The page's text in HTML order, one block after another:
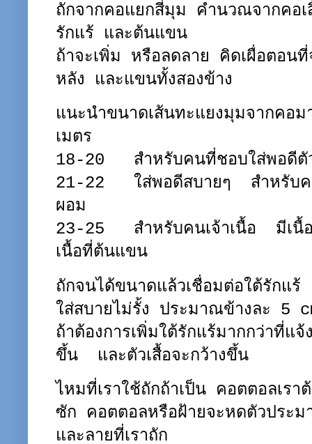
ถักจากคอแยกสี่มุม คำนวณจากคอ
รักแร้ และต้นแขน
ถ้าจะเพิ่ม หรือลดลาย คิดเผื่อตอน
หลัง และแขนทั้งสองข้าง
แนะนำขนาดเส้นทะแยงมุมจากคอ
เมตร
18-20 สำหรับคนที่ชอบใส่พอดีตั
21-22 ใส่พอดีสบายๆ สำหรับคน
ผอม
23-25 สำหรับคนเจ้าเนื้อ มีเนื้
เนื้อที่ต้นแขน
ถักจนได้ขนาดแล้วเชื่อมต่อใต้รักแร้
ใส่สบายไม่รั้ง ประมาณข้างละ 5
ถ้าต้องการเพิ่มใต้รักแร้มากกว่าที่
ขึ้น และตัวเสื้อจะกว้างขึ้น
ไหมที่เราใช้ถักถ้าเป็น คอตตอลเรา
ซัก คอตตอลหรือฝ้ายจะหดตัวปร
และลายที่เราถัก